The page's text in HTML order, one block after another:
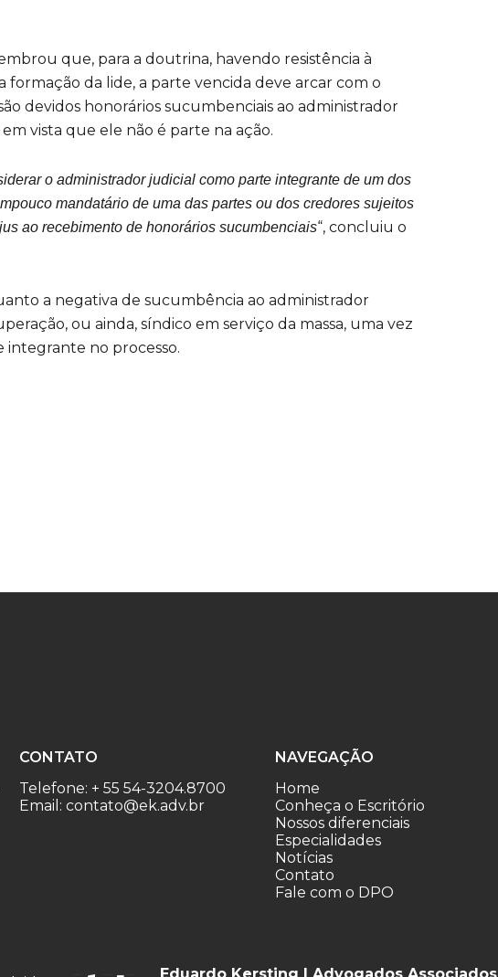
que, para a doutrina, havendo resistência à
da lide, a parte vencida deve arcar com o
devidos honorários sucumbenciais ao administrador
vista que ele não é parte na ação.
o administrador judicial como parte integrante de um dos
mandatário de uma das partes ou dos credores sujeitos
ao recebimento de honorários sucumbenciais“, concluiu o
a negativa de sucumbência ao administrador
ou ainda, síndico em serviço da massa, uma vez
integrante no processo.
CONTATO
Telefone: + 55 54-3204.8700
Email: contato@ek.adv.br
NAVEGAÇÃO
Home
Conheça o Escritório
Nossos diferenciais
Especialidades
Notícias
Contato
Fale com o DPO